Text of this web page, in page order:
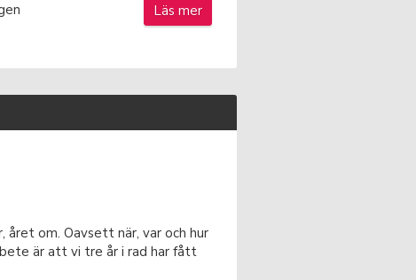
Läs mer
om. Oavsett när, var och hur
är att vi tre år i rad har fått